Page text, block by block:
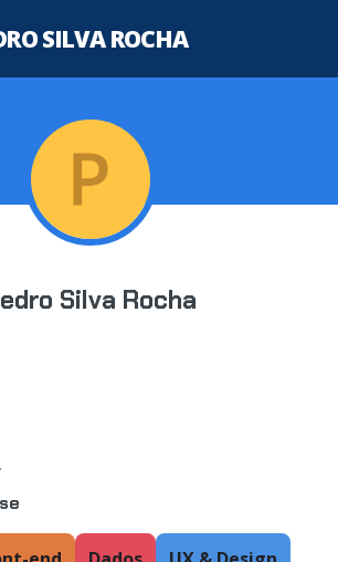
SILVA ROCHA
Silva Rocha